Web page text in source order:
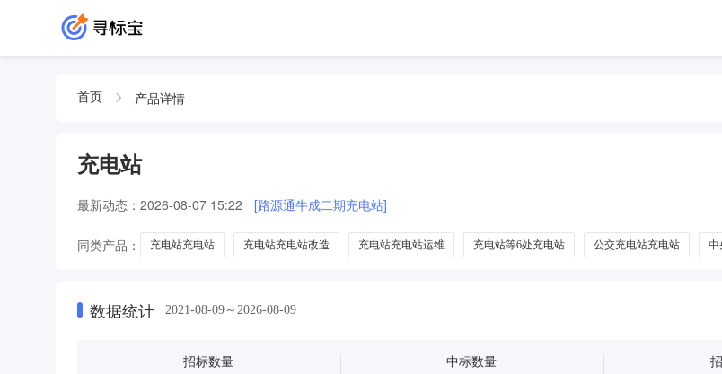
首页 产品详情
充电站
最新动态： 2026-08-07 15:22 [路源通牛成二期充电站]
同类产品： 充电站充电站 充电站充电站改造 充电站充电站运维 充电站等6处充电站 公交充电站充电站 中
数据统计 2021-08-09～2026-08-09
招标数量 中标数量